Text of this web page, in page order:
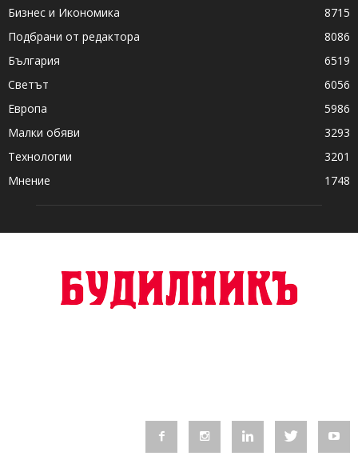
Бизнес и Икономика
8715
Подбрани от редактора
8086
България
6519
Светът
6056
Европа
5986
Малки обяви
3293
Технологии
3201
Мнение
1748